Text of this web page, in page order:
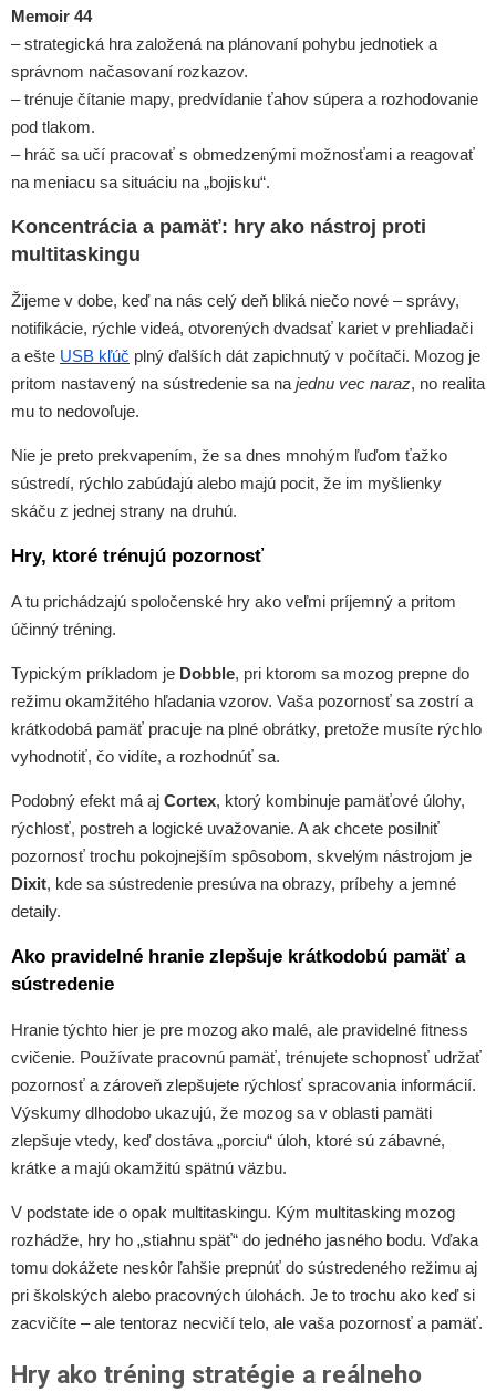
Memoir 44
– strategická hra založená na plánovaní pohybu jednotiek a
správnom načasovaní rozkazov.
– trénuje čítanie mapy, predvídanie ťahov súpera a rozhodovanie
pod tlakom.
– hráč sa učí pracovať s obmedzenými možnosťami a reagovať
na meniacu sa situáciu na „bojisku“.
Koncentrácia a pamäť: hry ako nástroj proti
multitaskingu
Žijeme v dobe, keď na nás celý deň bliká niečo nové – správy,
notifikácie, rýchle videá, otvorených dvadsať kariet v prehliadači
a ešte USB kľúč plný ďalších dát zapichnutý v počítači. Mozog je
pritom nastavený na sústredenie sa najednu vec naraz, no realita
mu to nedovoľuje.
Nie je preto prekvapením, že sa dnes mnohým ľuďom ťažko
sústredí, rýchlo zabúdajú alebo majú pocit, že im myšlienky
skáču z jednej strany na druhú.
Hry, ktoré trénujú pozornosť
A tu prichádzajú spoločenské hry ako veľmi príjemný a pritom
účinný tréning.
Typickým príkladom je Dobble, pri ktorom sa mozog prepne do
režimu okamžitého hľadania vzorov. Vaša pozornosť sa zostrí a
krátkodobá pamäť pracuje na plné obrátky, pretože musíte rýchlo
vyhodnotiť, čo vidíte, a rozhodnúť sa.
Podobný efekt má aj Cortex, ktorý kombinuje pamäťové úlohy,
rýchlosť, postreh a logické uvažovanie. A ak chcete posilniť
pozornosť trochu pokojnejším spôsobom, skvelým nástrojom je
Dixit, kde sa sústredenie presúva na obrazy, príbehy a jemné
detaily.
Ako pravidelné hranie zlepšuje krátkodobú pamäť a
sústredenie
Hranie týchto hier je pre mozog ako malé, ale pravidelné fitness
cvičenie. Používate pracovnú pamäť, trénujete schopnosť udržať
pozornosť a zároveň zlepšujete rýchlosť spracovania informácií.
Výskumy dlhodobo ukazujú, že mozog sa v oblasti pamäti
zlepšuje vtedy, keď dostáva „porciu“ úloh, ktoré sú zábavné,
krátke a majú okamžitú spätnú väzbu.
V podstate ide o opak multitaskingu. Kým multitasking mozog
rozhádže, hry ho „stiahnu späť“ do jedného jasného bodu. Vďaka
tomu dokážete neskôr ľahšie prepnúť do sústredeného režimu aj
pri školských alebo pracovných úlohách. Je to trochu ako keď si
zacvičíte – ale tentoraz necvičí telo, ale vaša pozornosť a pamäť.
Hry ako tréning stratégie a reálneho